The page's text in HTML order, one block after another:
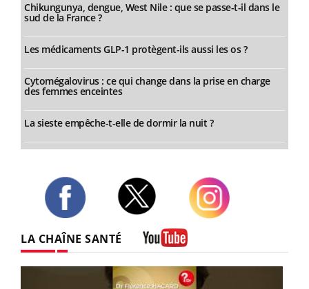
Chikungunya, dengue, West Nile : que se passe-t-il dans le
sud de la France ?
Les médicaments GLP-1 protègent-ils aussi les os ?
Cytomégalovirus : ce qui change dans la prise en charge
des femmes enceintes
La sieste empêche-t-elle de dormir la nuit ?
LA CHAÎNE SANTÉ